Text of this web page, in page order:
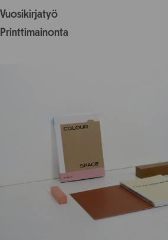
Vuosikirjatyö
Printtimainonta